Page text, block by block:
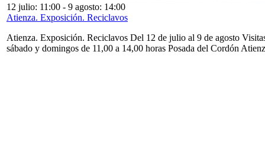
12 julio: 11:00 - 9 agosto: 14:00
Atienza. Exposición. Reciclavos
Atienza. Exposición. Reciclavos Del 12 de julio al 9 de agosto
sábado y domingos de 11,00 a 14,00 horas Posada del Cordón